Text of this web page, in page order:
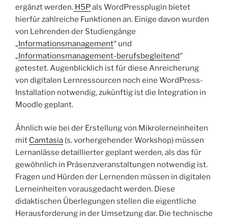
ergänzt werden. H5Pals WordPressplugin bietet
hierfür zahlreiche Funktionen an. Einige davon wurden
von Lehrenden der Studiengänge
„Informationsmanagement“ und
„Informationsmanagement-berufsbegleitend“
getestet. Augenblicklich ist für diese Anreicherung
von digitalen Lernressourcen noch eine WordPress-
Installation notwendig, zukünftig ist die Integration in
Moodle geplant.
Ähnlich wie bei der Erstellung von Mikrolerneinheiten
mit Camtasia (s. vorhergehender Workshop) müssen
Lernanlässe detaillierter geplant werden, als das für
gewöhnlich in Präsenzveranstaltungen notwendig ist.
Fragen und Hürden der Lernenden müssen in digitalen
Lerneinheiten vorausgedacht werden. Diese
didaktischen Überlegungen stellen die eigentliche
Herausforderung in der Umsetzung dar. Die technische